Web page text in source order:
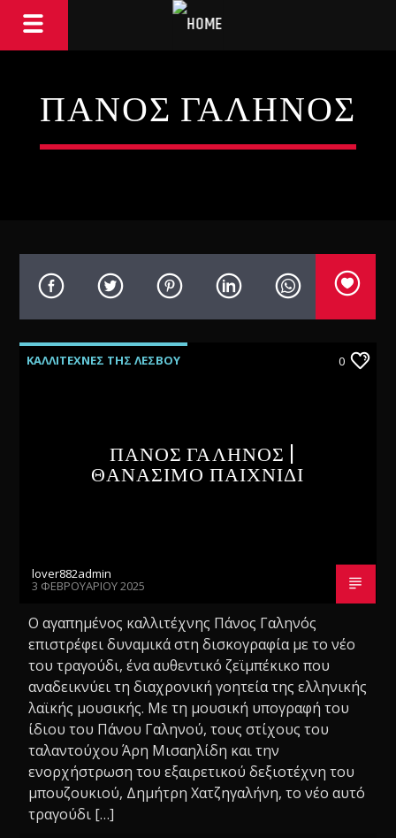
ΠΑΝΟΣ ΓΑΛΗΝΟΣ
ΚΑΛΛΙΤΕΧΝΕΣ ΤΗΣ ΛΕΣΒΟΥ
0
ΠΑΝΟΣ ΓΑΛΗΝΟΣ |
ΘΑΝΑΣΙΜΟ ΠΑΙΧΝΙΔΙ
lover882admin
3 ΦΕΒΡΟΥΑΡΊΟΥ 2025
Ο αγαπημένος καλλιτέχνης Πάνος Γαληνός
επιστρέφει δυναμικά στη δισκογραφία με το νέο
του τραγούδι, ένα αυθεντικό ζεϊμπέκικο που
αναδεικνύει τη διαχρονική γοητεία της ελληνικής
λαϊκής μουσικής. Με τη μουσική υπογραφή του
ίδιου του Πάνου Γαληνού, τους στίχους του
ταλαντούχου Άρη Μισαηλίδη και την
ενορχήστρωση του εξαιρετικού δεξιοτέχνη του
μπουζουκιού, Δημήτρη Χατζηγαλήνη, το νέο αυτό
τραγούδι […]